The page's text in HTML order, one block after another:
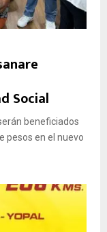
Social
beneficiados
pesos en el nuevo